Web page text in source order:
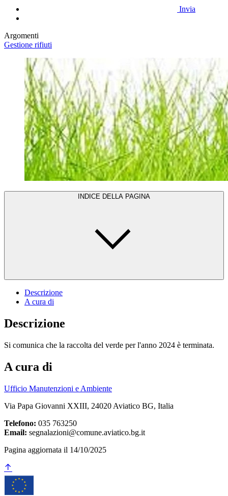
Invia
Argomenti
Gestione rifiuti
INDICE DELLA PAGINA
Descrizione
A cura di
Descrizione
Si comunica che la raccolta del verde per l'anno 2024 è terminata.
A cura di
Ufficio Manutenzioni e Ambiente
Via Papa Giovanni XXIII, 24020 Aviatico BG, Italia
Telefono: 035 763250
Email: segnalazioni@comune.aviatico.bg.it
Pagina aggiornata il 14/10/2025